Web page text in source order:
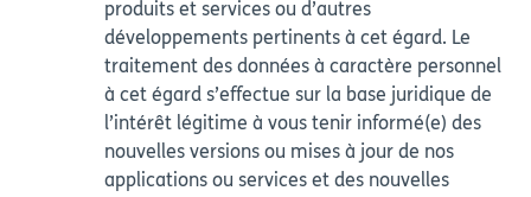
produits et services ou d’autres
développements pertinents à cet égard. Le
traitement des données à caractère personnel
à cet égard s’effectue sur la base juridique de
l’intérêt légitime à vous tenir informé(e) des
nouvelles versions ou mises à jour de nos
applications ou services et des nouvelles